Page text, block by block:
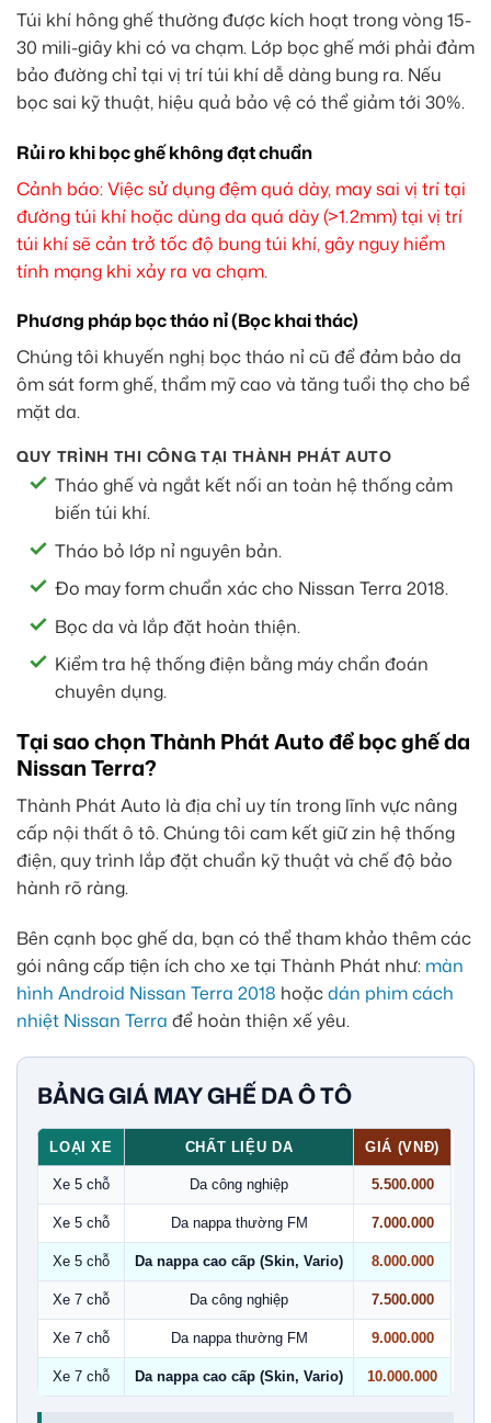
Túi khí hông ghế thường được kích hoạt trong vòng 15-
30 mili-giây khi có va chạm. Lớp bọc ghế mới phải đảm
bảo đường chỉ tại vị trí túi khí dễ dàng bung ra. Nếu
bọc sai kỹ thuật, hiệu quả bảo vệ có thể giảm tới 30%.
Rủi ro khi bọc ghế không đạt chuẩn
Cảnh báo: Việc sử dụng đệm quá dày, may sai vị trí tại
đường túi khí hoặc dùng da quá dày (>1.2mm) tại vị trí
túi khí sẽ cản trở tốc độ bung túi khí, gây nguy hiểm
tính mạng khi xảy ra va chạm.
Phương pháp bọc tháo nỉ (Bọc khai thác)
Chúng tôi khuyến nghị bọc tháo nỉ cũ để đảm bảo da
ôm sát form ghế, thẩm mỹ cao và tăng tuổi thọ cho bề
mặt da.
QUY TRÌNH THI CÔNG TẠI THÀNH PHÁT AUTO
Tháo ghế và ngắt kết nối an toàn hệ thống cảm
biến túi khí.
Tháo bỏ lớp nỉ nguyên bản.
Đo may form chuẩn xác cho Nissan Terra 2018.
Bọc da và lắp đặt hoàn thiện.
Kiểm tra hệ thống điện bằng máy chẩn đoán
chuyên dụng.
Tại sao chọn Thành Phát Auto để bọc ghế da
Nissan Terra?
Thành Phát Auto là địa chỉ uy tín trong lĩnh vực nâng
cấp nội thất ô tô. Chúng tôi cam kết giữ zin hệ thống
điện, quy trình lắp đặt chuẩn kỹ thuật và chế độ bảo
hành rõ ràng.
Bên cạnh bọc ghế da, bạn có thể tham khảo thêm các
gói nâng cấp tiện ích cho xe tại Thành Phát như: màn
hình Android Nissan Terra 2018 hoặcdán phim cách
nhiệt Nissan Terra để hoàn thiện xế yêu.
BẢNG GIÁ MAY GHẾ DA Ô TÔ
LOẠI XE CHẤT LIỆU DA GIÁ (VNĐ)
Xe 5 chỗ Da công nghiệp 5.500.000
Xe 5 chỗ Da nappa thường FM 7.000.000
Xe 5 chỗ Da nappa cao cấp (Skin, Vario) 8.000.000
Xe 7 chỗ Da công nghiệp 7.500.000
Xe 7 chỗ Da nappa thường FM 9.000.000
Xe 7 chỗ Da nappa cao cấp (Skin, Vario) 10.000.000